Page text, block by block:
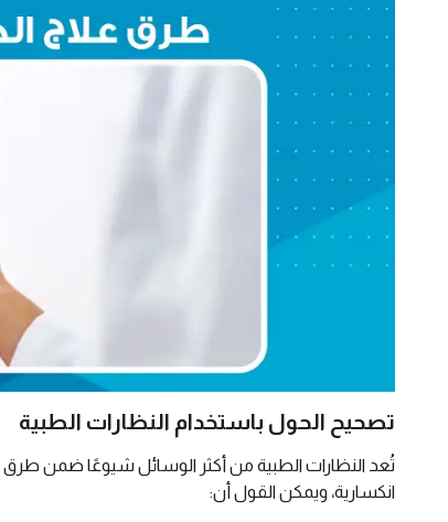
تصحيح الحول باستخدام النظارات الطبية
تُعد النظارات الطبية من أكثر الوسائل شيوعًا ضمن طرق
انكسارية، ويمكن القول أن: